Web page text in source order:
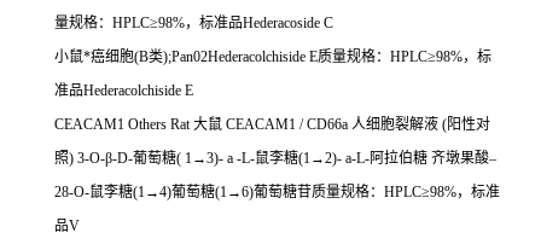
量规格： HPLC≥98%，标准品Hederacoside C
小鼠*癌细胞(B类);Pan02Hederacolchiside E质量规格： HPLC≥98%，标
准品Hederacolchiside E
CEACAM1 Others Rat大鼠 CEACAM1 / CD66a 人细胞裂解液 (阳性对
照) 3-O-β-D-葡萄糖( 1→3)- a -L-鼠李糖(1→2)- a-L-阿拉伯糖 齐墩果酸–
28-O-鼠李糖(1→4)葡萄糖(1→6)葡萄糖苷质量规格： HPLC≥98%，标准
品V